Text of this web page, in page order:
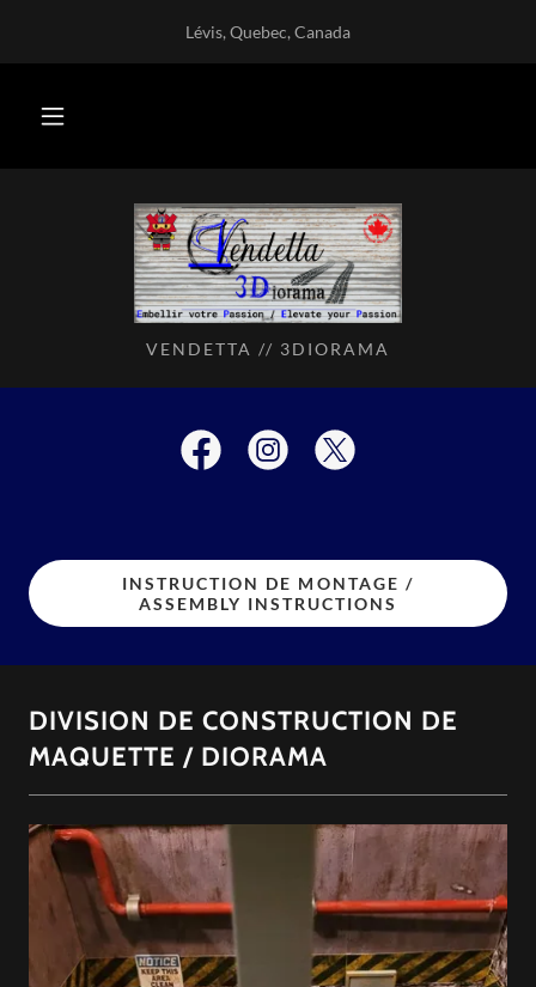
Lévis, Quebec, Canada
VENDETTA // 3DIORAMA
INSTRUCTION DE MONTAGE /
ASSEMBLY INSTRUCTIONS
DIVISION DE CONSTRUCTION DE
MAQUETTE / DIORAMA